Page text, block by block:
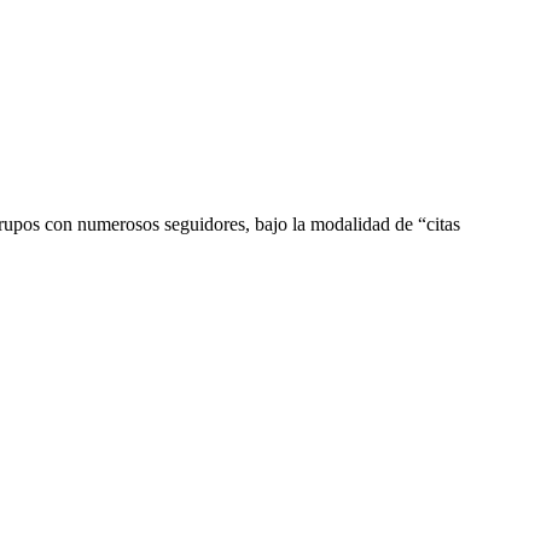
con numerosos seguidores, bajo la modalidad de “citas